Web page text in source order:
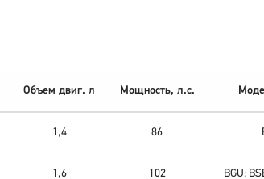
Объем двиг. л Мощность, л.с.
1,4 86
1,6 102 BGU;